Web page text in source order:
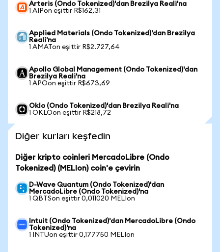
Arteris (Ondo Tokenized)'dan Brezilya Reali'na
1 AIPon eşittir R$162,31
Applied Materials (Ondo Tokenized)'dan Brezilya
Reali'na
1 AMATon eşittir R$2.727,64
Apollo Global Management (Ondo Tokenized)'dan
Brezilya Reali'na
1 APOon eşittir R$673,69
Oklo (Ondo Tokenized)'dan Brezilya Reali'na
1 OKLOon eşittir R$218,72
Diğer kurları keşfedin
Diğer kripto coinleri MercadoLibre (Ondo
Tokenized) (MELIon) coin'e çevirin
D-Wave Quantum (Ondo Tokenized)'dan
MercadoLibre (Ondo Tokenized)'na
1 QBTSon eşittir 0,011020 MELIon
Intuit (Ondo Tokenized)'dan MercadoLibre (Ondo
Tokenized)'na
1 INTUon eşittir 0,177750 MELIon